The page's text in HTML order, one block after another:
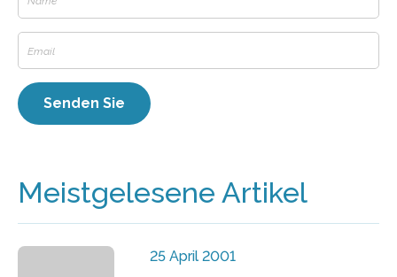
Meistgelesene Artikel
25 April 2001